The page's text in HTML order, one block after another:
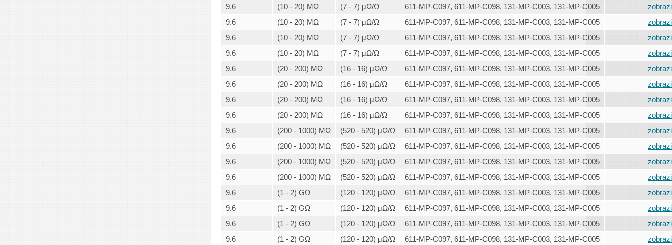
9.6
(10 - 20) MΩ (7 - 7) μΩ/Ω 611-MP-C097, 611-MP-C098, 131-MP-C003, 131-MP-C005
9.6
(10 - 20) MΩ (7 - 7) μΩ/Ω 611-MP-C097, 611-MP-C098, 131-MP-C003, 131-MP-C005
9.6
(10 - 20) MΩ (7 - 7) μΩ/Ω 611-MP-C097, 611-MP-C098, 131-MP-C003, 131-MP-C005
9.6
(10 - 20) MΩ (7 - 7) μΩ/Ω 611-MP-C097, 611-MP-C098, 131-MP-C003, 131-MP-C005
9.6
(20 - 200) MΩ (16 - 16) μΩ/Ω 611-MP-C097, 611-MP-C098, 131-MP-C003, 131-MP-C005
9.6
(20 - 200) MΩ (16 - 16) μΩ/Ω 611-MP-C097, 611-MP-C098, 131-MP-C003, 131-MP-C005
9.6
(20 - 200) MΩ (16 - 16) μΩ/Ω 611-MP-C097, 611-MP-C098, 131-MP-C003, 131-MP-C005
9.6
(20 - 200) MΩ (16 - 16) μΩ/Ω 611-MP-C097, 611-MP-C098, 131-MP-C003, 131-MP-C005
9.6
(200 - 1000) MΩ (520 - 520) μΩ/Ω 611-MP-C097, 611-MP-C098, 131-MP-C003, 131-MP-C005
9.6
(200 - 1000) MΩ (520 - 520) μΩ/Ω 611-MP-C097, 611-MP-C098, 131-MP-C003, 131-MP-C005
9.6
(200 - 1000) MΩ (520 - 520) μΩ/Ω 611-MP-C097, 611-MP-C098, 131-MP-C003, 131-MP-C005
9.6
(200 - 1000) MΩ (520 - 520) μΩ/Ω 611-MP-C097, 611-MP-C098, 131-MP-C003, 131-MP-C005
9.6
(1 - 2) GΩ (120 - 120) μΩ/Ω 611-MP-C097, 611-MP-C098, 131-MP-C003, 131-MP-C005
9.6
(1 - 2) GΩ (120 - 120) μΩ/Ω 611-MP-C097, 611-MP-C098, 131-MP-C003, 131-MP-C005
9.6
(1 - 2) GΩ (120 - 120) μΩ/Ω 611-MP-C097, 611-MP-C098, 131-MP-C003, 131-MP-C005
9.6
(1 - 2) GΩ (120 - 120) μΩ/Ω 611-MP-C097, 611-MP-C098, 131-MP-C003, 131-MP-C005